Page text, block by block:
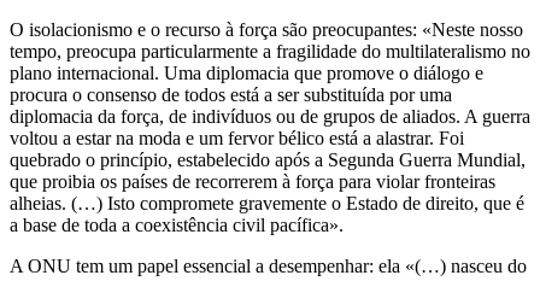
O isolacionismo e o recurso à força são preocupantes: «Neste nosso
tempo, preocupa particularmente a fragilidade do multilateralismo no
plano internacional. Uma diplomacia que promove o diálogo e
procura o consenso de todos está a ser substituída por uma
diplomacia da força, de indivíduos ou de grupos de aliados. A guerra
voltou a estar na moda e um fervor bélico está a alastrar. Foi
quebrado o princípio, estabelecido após a Segunda Guerra Mundial,
que proibia os países de recorrerem à força para violar fronteiras
alheias. (…) Isto compromete gravemente o Estado de direito, que é
a base de toda a coexistência civil pacífica».
A ONU tem um papel essencial a desempenhar: ela «(…) nasceu do